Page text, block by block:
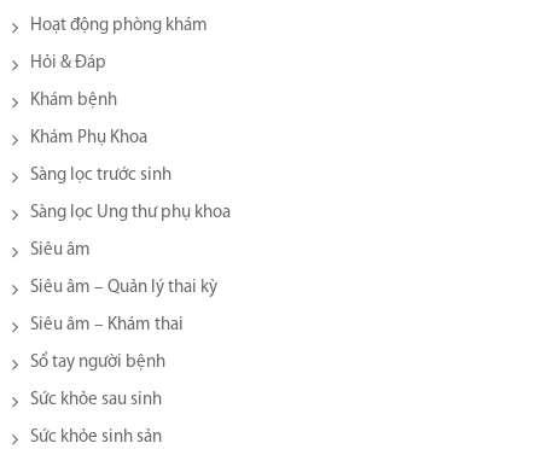
Hoạt động phòng khám
Hỏi & Đáp
Khám bệnh
Khám Phụ Khoa
Sàng lọc trước sinh
Sàng lọc Ung thư phụ khoa
Siêu âm
Siêu âm – Quản lý thai kỳ
Siêu âm – Khám thai
Sổ tay người bệnh
Sức khỏe sau sinh
Sức khỏe sinh sản